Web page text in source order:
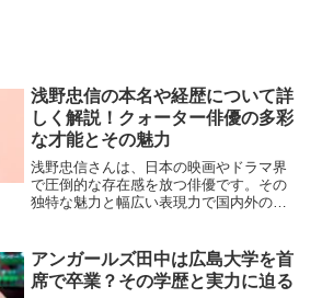
浅野忠信の本名や経歴について詳
しく解説！クォーター俳優の多彩
な才能とその魅力
浅野忠信さんは、日本の映画やドラマ界
で圧倒的な存在感を放つ俳優です。その
独特な魅力と幅広い表現力で国内外のフ
掘り下げていきます。浅野忠信の本名
は？浅野忠信さんの本名は「佐...
アンガールズ田中は広島大学を首
席で卒業？その学歴と実力に迫る